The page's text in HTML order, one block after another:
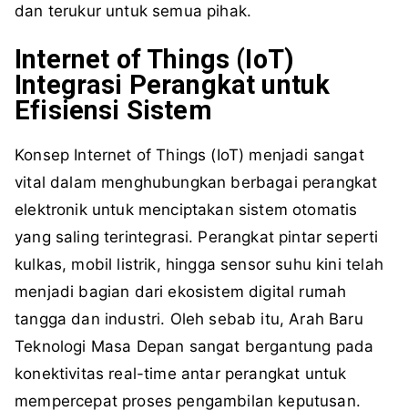
dan terukur untuk semua pihak.
Internet of Things (IoT)
Integrasi Perangkat untuk
Efisiensi Sistem
Konsep Internet of Things (IoT) menjadi sangat
vital dalam menghubungkan berbagai perangkat
elektronik untuk menciptakan sistem otomatis
yang saling terintegrasi. Perangkat pintar seperti
kulkas, mobil listrik, hingga sensor suhu kini telah
menjadi bagian dari ekosistem digital rumah
tangga dan industri. Oleh sebab itu, Arah Baru
Teknologi Masa Depan sangat bergantung pada
konektivitas real-time antar perangkat untuk
mempercepat proses pengambilan keputusan.